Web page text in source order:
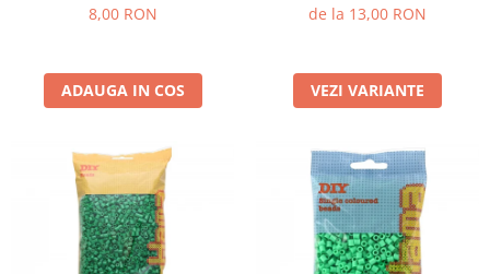
8,00 RON
ADAUGA IN COS
de la 13,00 RON
VEZI VARIANTE